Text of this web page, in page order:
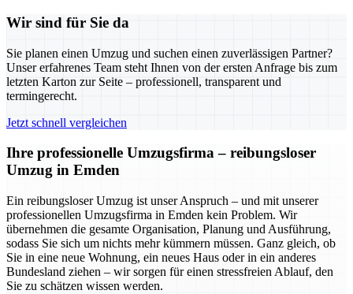
Wir sind für Sie da
Sie planen einen Umzug und suchen einen zuverlässigen Partner?
Unser erfahrenes Team steht Ihnen von der ersten Anfrage bis zum
letzten Karton zur Seite – professionell, transparent und
termingerecht.
Jetzt schnell vergleichen
Ihre professionelle Umzugsfirma – reibungsloser
Umzug in Emden
Ein reibungsloser Umzug ist unser Anspruch – und mit unserer
professionellen Umzugsfirma in Emden kein Problem. Wir
übernehmen die gesamte Organisation, Planung und Ausführung,
sodass Sie sich um nichts mehr kümmern müssen. Ganz gleich, ob
Sie in eine neue Wohnung, ein neues Haus oder in ein anderes
Bundesland ziehen – wir sorgen für einen stressfreien Ablauf, den
Sie zu schätzen wissen werden.